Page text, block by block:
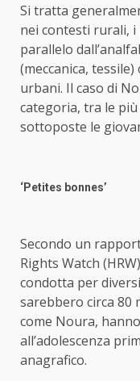
Si tratta
nei contesti rurali,
parallelo
(meccanica,
urbani. Il caso di
categoria, tra le
sottoposte le
‘Petites bonnes’
Secondo un
Rights Watch
condotta per
sarebbero circa 80
come Noura,
all’adolescenza
anagrafico.